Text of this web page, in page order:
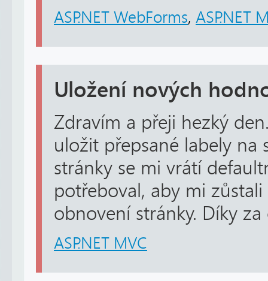
ASP.NET WebForms, ASP.NET
Uložení nových
Zdravím a přeji hezký
uložit přepsané labely na
stránky se mi vrátí
potřeboval, aby mi
obnovení stránky. Díky
ASP.NET MVC